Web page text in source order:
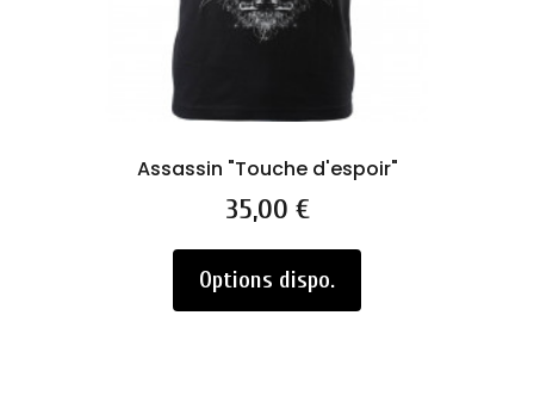
Assassin "Touche d'espoir"
Prix
35,00 €
Options dispo.